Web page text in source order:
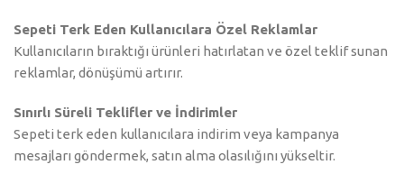
Sepeti Terk Eden Kullanıcılara Özel Reklamlar
Kullanıcıların bıraktığı ürünleri hatırlatan ve özel teklif sunan
reklamlar, dönüşümü artırır.
Sınırlı Süreli Teklifler ve İndirimler
Sepeti terk eden kullanıcılara indirim veya kampanya
mesajları göndermek, satın alma olasılığını yükseltir.